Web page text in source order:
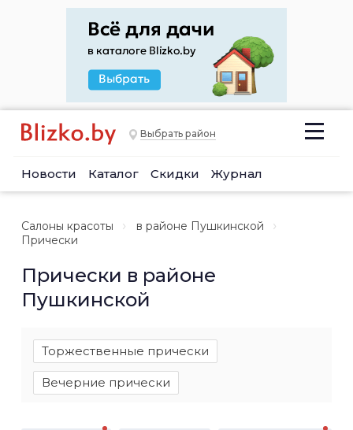
Выбрать район
Новости Каталог Скидки Журнал
Салоны красоты
в районе Пушкинской
Прически
Прически в районе
Пушкинской
Торжественные прически
Вечерние прически